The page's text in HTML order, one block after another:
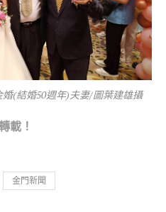
(結婚50週年)夫妻/圖葉建雄攝
載！
金門新聞